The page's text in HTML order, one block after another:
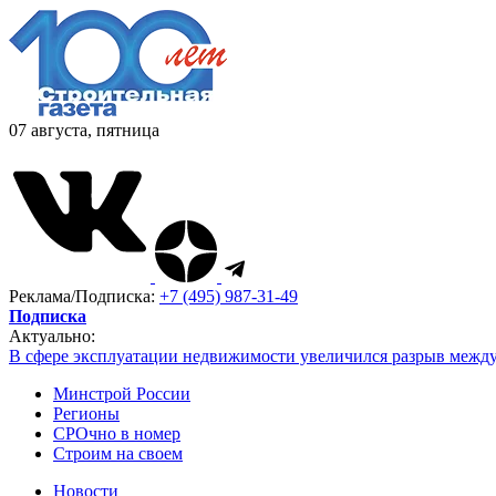
07 августа, пятница
Реклама/Подписка: +7 (495) 987-31-49
Подписка
Актуально:
В сфере эксплуатации недвижимости увеличился разрыв
Минстрой России
Регионы
СРОчно в номер
Строим на своем
Новости